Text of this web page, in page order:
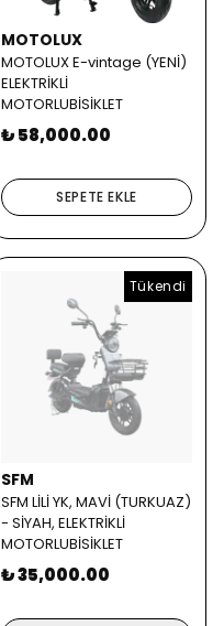
MOTOLUX
MOTOLUX E-vintage (YENİ)
ELEKTRİKLİ
MOTORLUBİSİKLET
₺ 58,000.00
SEPETE EKLE
Tükendi
SFM
SFM LİLİ YK, MAVİ (TURKUAZ)
- SİYAH, ELEKTRİKLİ
MOTORLUBİSİKLET
₺ 35,000.00